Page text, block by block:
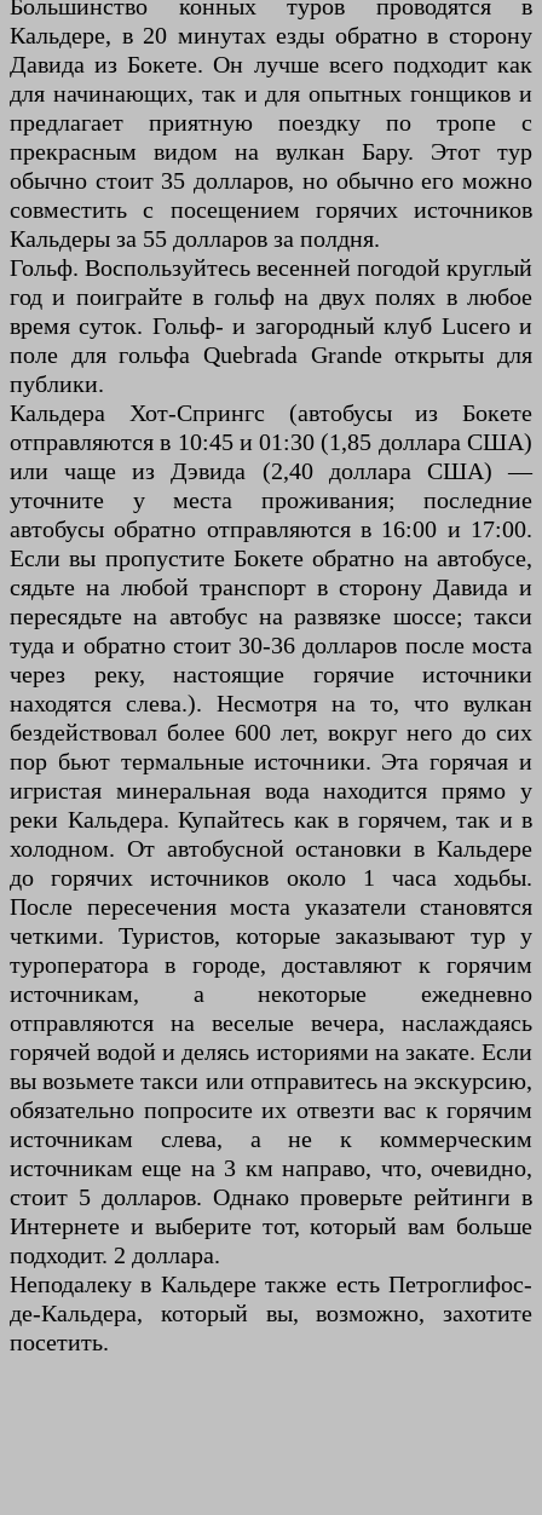
Большинство конных туров проводятся в
Кальдере, в 20 минутах езды обратно в сторону
Давида из Бокете. Он лучше всего подходит как
для начинающих, так и для опытных гонщиков и
предлагает приятную поездку по тропе с
прекрасным видом на вулкан Бару. Этот тур
обычно стоит 35 долларов, но обычно его можно
совместить с посещением горячих источников
Кальдеры за 55 долларов за полдня.
Гольф. Воспользуйтесь весенней погодой круглый
год и поиграйте в гольф на двух полях в любое
время суток. Гольф- и загородный клуб Lucero и
поле для гольфа Quebrada Grande открыты для
публики.
Кальдера Хот-Спрингс (автобусы из Бокете
отправляются в 10:45 и 01:30 (1,85 доллара США)
или чаще из Дэвида (2,40 доллара США) —
уточните у места проживания; последние
автобусы обратно отправляются в 16:00 и 17:00.
Если вы пропустите Бокете обратно на автобусе,
сядьте на любой транспорт в сторону Давида и
пересядьте на автобус на развязке шоссе; такси
туда и обратно стоит 30-36 долларов после моста
через реку, настоящие горячие источники
находятся слева.). Несмотря на то, что вулкан
бездействовал более 600 лет, вокруг него до сих
пор бьют термальные источники. Эта горячая и
игристая минеральная вода находится прямо у
реки Кальдера. Купайтесь как в горячем, так и в
холодном. От автобусной остановки в Кальдере
до горячих источников около 1 часа ходьбы.
После пересечения моста указатели становятся
четкими. Туристов, которые заказывают тур у
туроператора в городе, доставляют к горячим
источникам, а некоторые ежедневно
отправляются на веселые вечера, наслаждаясь
горячей водой и делясь историями на закате. Если
вы возьмете такси или отправитесь на экскурсию,
обязательно попросите их отвезти вас к горячим
источникам слева, а не к коммерческим
источникам еще на 3 км направо, что, очевидно,
стоит 5 долларов. Однако проверьте рейтинги в
Интернете и выберите тот, который вам больше
подходит. 2 доллара.
Неподалеку в Кальдере также есть Петроглифос-
де-Кальдера, который вы, возможно, захотите
посетить.